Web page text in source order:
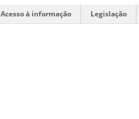
Acesso à informação Legislação